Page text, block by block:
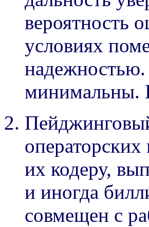
вероятность
условиях
надежностью.
минимальны.
их кодеру,
и иногда
совмещен с